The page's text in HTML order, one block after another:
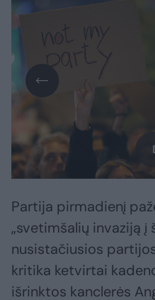
Partija pirmadienį
„svetimšalių invaziją į
nusistačiusios
kritika ketvirtai
išrinktos kanclerės